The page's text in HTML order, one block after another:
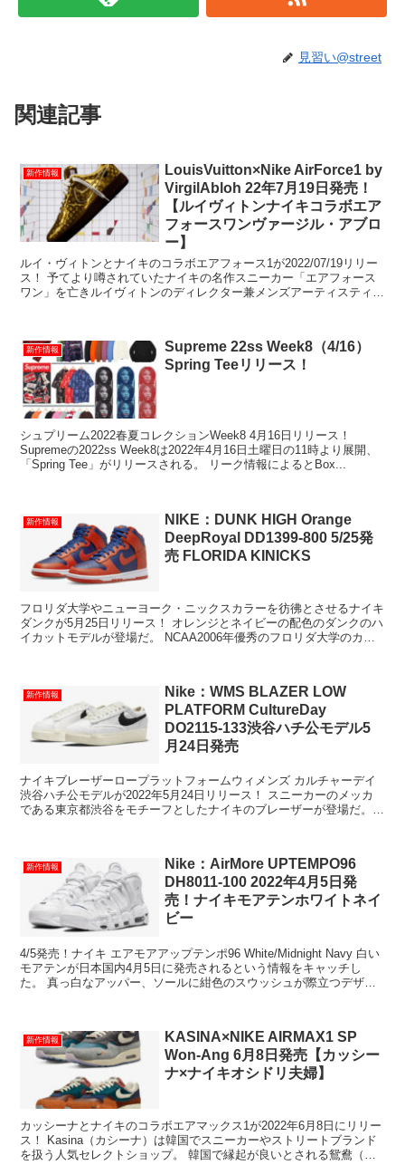
見習い@street
関連記事
新作情報
LouisVuitton×Nike AirForce1 by
VirgilAbloh 22年7月19日発売！
【ルイヴィトンナイキコラボエア
フォースワンヴァージル・アブロ
ー】
ルイ・ヴィトンとナイキのコラボエアフォース1が2022/07/19リリー
ス！ 予てより噂されていたナイキの名作スニーカー「エアフォース
ワン」を亡きルイヴィトンのディレクター兼メンズアーティスティッ
新作情報
Supreme 22ss Week8（4/16）
Spring Teeリリース！
シュプリーム2022春夏コレクションWeek8 4月16日リリース！
Supremeの2022ss Week8は2022年4月16日土曜日の11時より展開、
「Spring Tee」がリリースされる。 リーク情報によるとBox...
新作情報
NIKE：DUNK HIGH Orange
DeepRoyal DD1399-800 5/25発
売 FLORIDA KINICKS
フロリダ大学やニューヨーク・ニックスカラーを彷彿とさせるナイキ
ダンクが5月25日リリース！ オレンジとネイビーの配色のダンクのハ
イカットモデルが登場だ。 NCAA2006年優秀のフロリダ大学のカレ
新作情報
Nike：WMS BLAZER LOW
PLATFORM CultureDay
DO2115-133渋谷ハチ公モデル5
月24日発売
ナイキブレーザーロープラットフォームウィメンズ カルチャーデイ
渋谷ハチ公モデルが2022年5月24日リリース！ スニーカーのメッカ
である東京都渋谷をモチーフとしたナイキのブレーザーが登場だ。
新作情報
Nike：AirMore UPTEMPO96
DH8011-100 2022年4月5日発
売！ナイキモアテンホワイトネイ
ビー
4/5発売！ナイキ エアモアアップテンポ96 White/Midnight Navy 白い
モアテンが日本国内4月5日に発売されるという情報をキャッチし
た。 真っ白なアッパー、ソールに紺色のスウッシュが際立つデザイ
新作情報
KASINA×NIKE AIRMAX1 SP
Won-Ang 6月8日発売【カッシー
ナ×ナイキオシドリ夫婦】
カッシーナとナイキのコラボエアマックス1が2022年6月8日にリリー
ス！ Kasina（カシーナ）は韓国でスニーカーやストリートブランド
を扱う人気セレクトショップ。 韓国で縁起が良いとされる鴛鴦（オ